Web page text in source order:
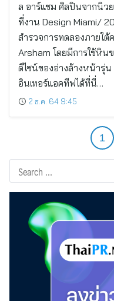
ล อาร์แชม ศิลปินจากนิว
ที่งาน Design Miami/
สำรวจการทดลองภายใต้
Arsham โดยมีการใช้หิ
ดีไซน์ของอ่างล้างหน้ารุ่
อินเทอร์แอคทีฟได้ที่นี่…
2 ธ.ค. 64 9:45
1